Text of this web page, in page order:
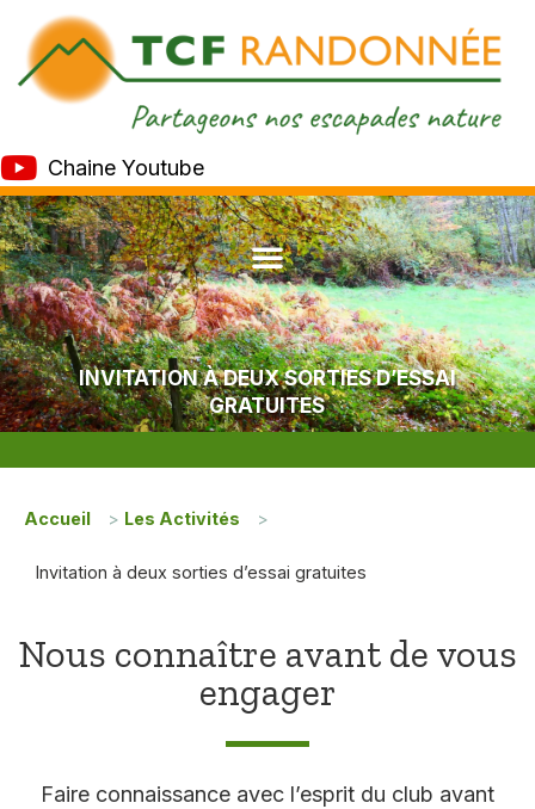
Chaine Youtube
INVITATION À DEUX SORTIES D’ESSAI
GRATUITES
Accueil > Les Activités >
Invitation à deux sorties d’essai gratuites
Nous connaître avant de vous
engager
Faire connaissance avec l’esprit du club avant